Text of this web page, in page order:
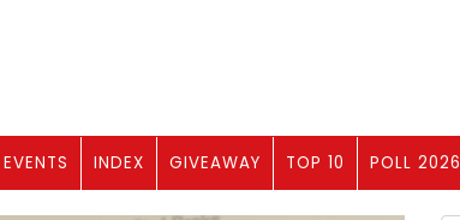
EVENTS INDEX GIVEAWAY TOP 10 POLL 2026